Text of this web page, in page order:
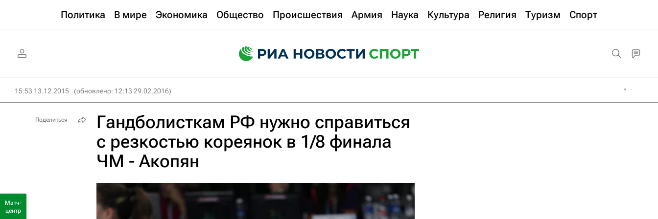
Политика В мире Экономика Общество Происшествия Армия Наука Культура Религия Туризм Спорт
15:53 13.12.2015 (обновлено: 12:13 29.02.2016)
Гандболисткам РФ нужно справиться
с резкостью кореянок в 1/8 финала
ЧМ - Акопян
Поделиться
Матч-
центр